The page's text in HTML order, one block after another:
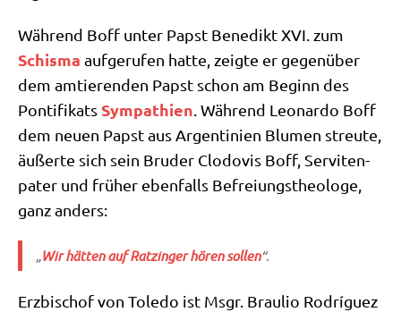
Wäh­rend Boff unter Papst Bene­dikt XVI. zum
Schis­ma auf­ge­ru­fen hat­te, zeig­te er gegen­über
dem amtie­ren­den Papst schon am Beginn des
Pon­ti­fi­kats Sym­pa­thien. Wäh­rend Leo­nar­do Boff
dem neu­en Papst aus Argen­ti­ni­en Blu­men streu­te,
äußer­te sich sein Bru­der Clo­do­vis Boff, Ser­vi­ten­
pa­ter und frü­her eben­falls Befrei­ungs­theo­lo­ge,
ganz anders:
„Wir hät­ten auf Ratz­in­ger hören sol­len“.
Erz­bi­schof von Tole­do ist Msgr. Brau­lio Rodrí­guez